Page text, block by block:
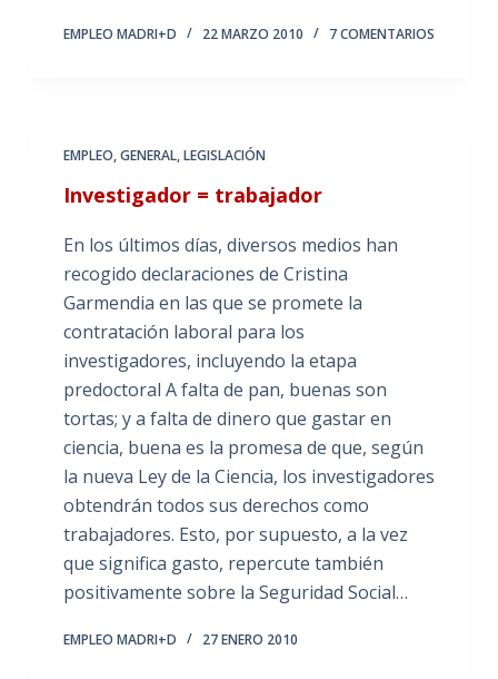
EMPLEO MADRI+D 22 MARZO 2010 7 COMENTARIOS
EMPLEO,GENERAL,LEGISLACIÓN
Investigador = trabajador
En los últimos días, diversos medios han
recogido declaraciones de Cristina
Garmendia en las que se promete la
contratación laboral para los
investigadores, incluyendo la etapa
predoctoral A falta de pan, buenas son
tortas; y a falta de dinero que gastar en
ciencia, buena es la promesa de que, según
la nueva Ley de la Ciencia, los investigadores
obtendrán todos sus derechos como
trabajadores. Esto, por supuesto, a la vez
que significa gasto, repercute también
positivamente sobre la Seguridad Social…
EMPLEO MADRI+D 27 ENERO 2010